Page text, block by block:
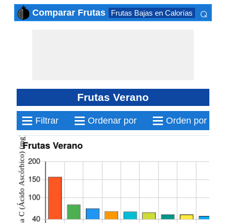
Comparar Frutas Frutas Bajas en Calorías Frutas
⌕
Frutas Verano
≡ Filtrar ≡ Orden por
≡ Ordenar por